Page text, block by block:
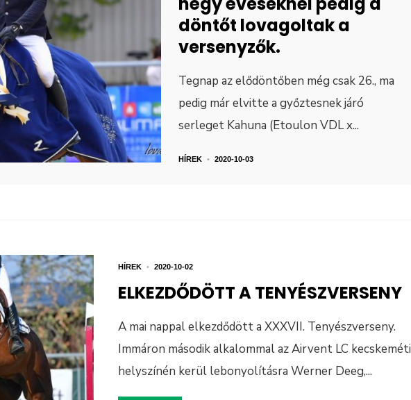
döntőt lovagoltak a
versenyzők.
Tegnap az elődöntőben még csak 26., ma
pedig már elvitte a győztesnek járó
serleget Kahuna (Etoulon VDL x...
HÍREK • 2020-10-03
HÍREK • 2020-10-02
ELKEZDŐDÖTT A TENYÉSZVERSENY
A mai nappal elkezdődött a XXXVII. Tenyészverseny.
Immáron második alkalommal az Airvent LC kecskeméti
helyszínén kerül lebonyolításra Werner Deeg,...